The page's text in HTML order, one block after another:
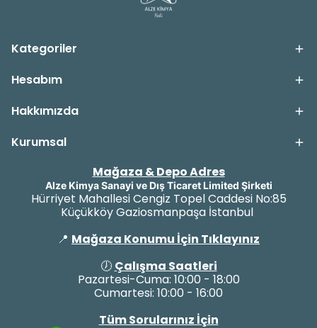
Kategoriler
Hesabım
Hakkımızda
Kurumsal
Mağaza & Depo Adres
Alze Kimya Sanayi ve Dış Ticaret Limited Şirketi
Hürriyet Mahallesi Cengiz Topel Caddesi No:85
Küçükköy Gaziosmanpaşa İstanbul
📍 Mağaza Konumu İçin Tıklayınız
🕖 Çalışma Saatleri
Pazartesi-Cuma: 10:00 - 18:00
Cumartesi: 10:00 - 16:00
Tüm Sorularınız İçin